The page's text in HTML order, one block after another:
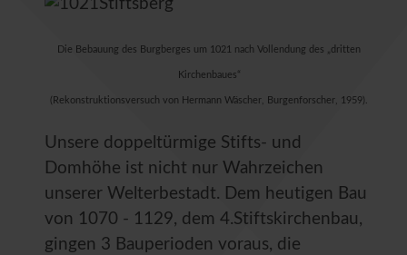
Die Bebauung des Burgberges um 1021 nach Vollendung des „dritten
Kirchenbaues“
(Rekonstruktionsversuch von Hermann Wäscher, Burgenforscher, 1959).
Unsere doppeltürmige Stifts- und
Domhöhe ist nicht nur Wahrzeichen
unserer Welterbestadt. Dem heutigen Bau
von 1070 - 1129, dem 4.Stiftskirchenbau,
gingen 3 Bauperioden voraus, die